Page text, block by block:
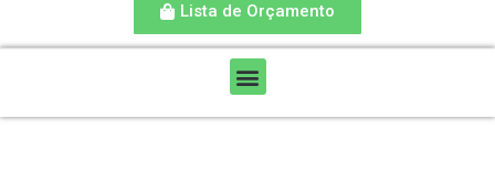
Lista de Orçamento